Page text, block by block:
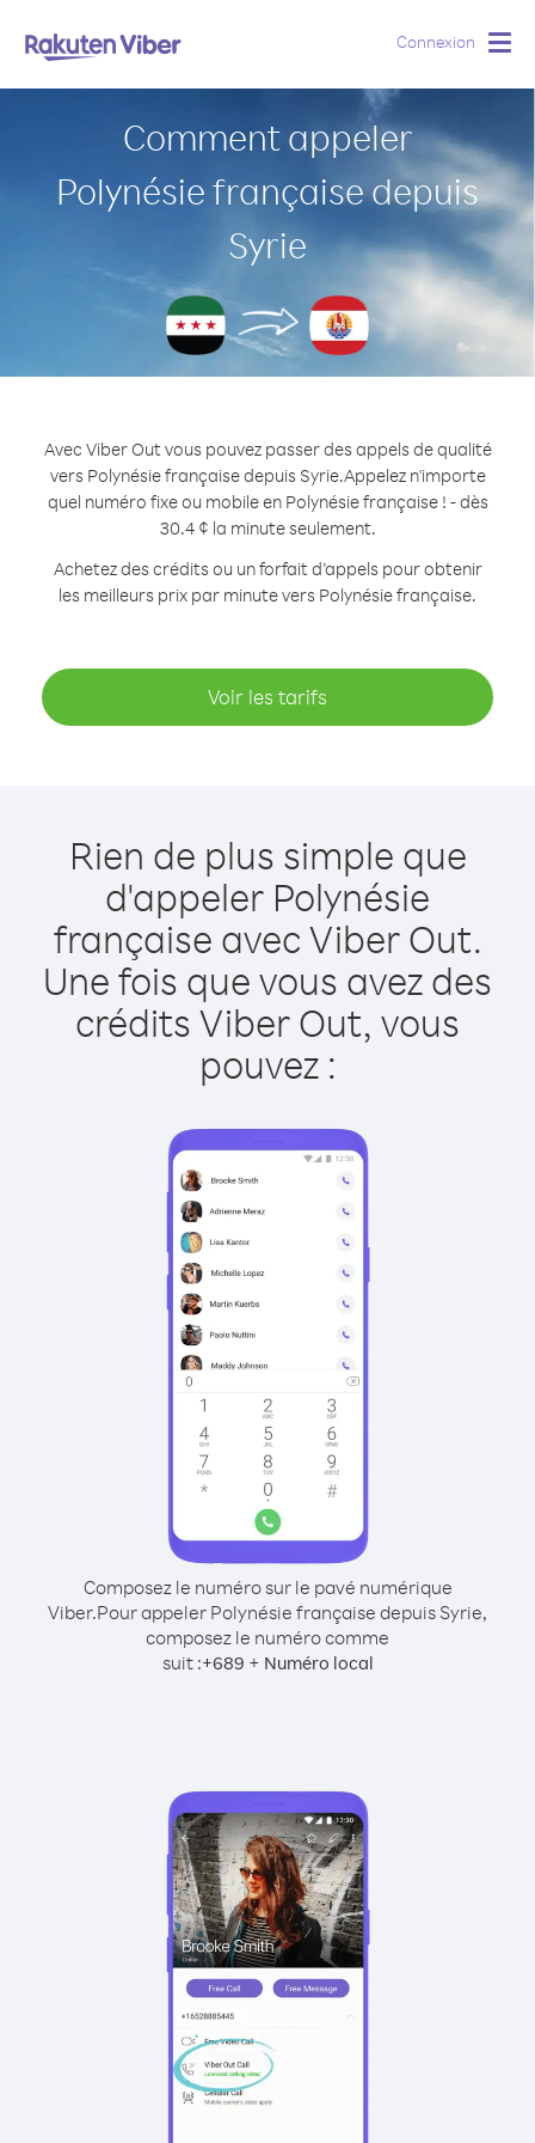
Connexion
Comment appeler
Polynésie française depuis
Syrie
Avec Viber Out vous pouvez passer des appels de qualité
vers Polynésie française depuis Syrie.Appelez n'importe
quel numéro fixe ou mobile en Polynésie française ! - dès
30.4 ¢ la minute seulement.
Achetez des crédits ou un forfait d’appels pour obtenir
les meilleurs prix par minute vers Polynésie française.
Voir les tarifs
Rien de plus simple que
d'appeler Polynésie
française avec Viber Out.
Une fois que vous avez des
crédits Viber Out, vous
pouvez :
Composez le numéro sur le pavé numérique
Viber.Pour appeler Polynésie française depuis Syrie,
composez le numéro comme
suit :+689 + Numéro local